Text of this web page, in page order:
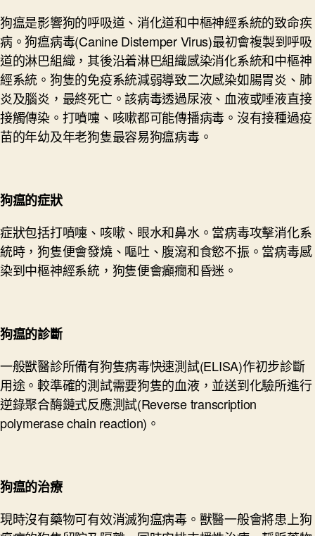
狗瘟是影響狗的呼吸道、消化道和中樞神經系統的致命疾
病。狗瘟病毒(Canine Distemper Virus)最初會複製到呼吸
道的淋巴組織，其後沿着淋巴組織感染消化系統和中樞神
經系統。狗隻的免疫系統減弱導致二次感染如腸胃炎、肺
炎及腦炎，最終死亡。該病毒透過尿液、血液或唾液直接
接觸傳染。打噴嚏、咳嗽都可能傳播病毒。沒有接種過疫
苗的年幼及年老狗隻最容易狗瘟病毒。
狗瘟的症狀
症狀包括打噴嚏、咳嗽、眼水和鼻水。當病毒攻擊消化系
統時，狗隻便會發燒、嘔吐、腹瀉和食慾不振。當病毒感
染到中樞神經系統，狗隻便會癲癇和昏迷。
狗瘟的診斷
一般獸醫診所備有狗隻病毒快速測試(ELISA)作初步診斷
用途。較準確的測試需要狗隻的血液，並送到化驗所進行
逆錄聚合酶鏈式反應測試(Reverse transcription
polymerase chain reaction)。
狗瘟的治療
現時沒有藥物可有效消滅狗瘟病毒。獸醫一般會將患上狗